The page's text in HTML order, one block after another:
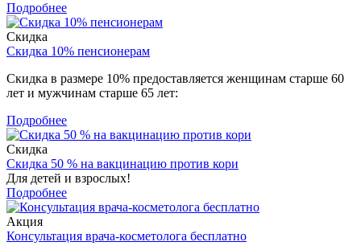
Подробнее
Скидка
Скидка 10% пенсионерам
Скидка в размере 10% предоставляется женщинам старше 60
лет и мужчинам старше 65 лет:
Подробнее
Скидка
Скидка 50 % на вакцинацию против кори
Для детей и взрослых!
Подробнее
Акция
Консультация врача-косметолога бесплатно